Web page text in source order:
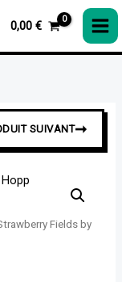
0,00 €
SUIVANT➞
Fields by